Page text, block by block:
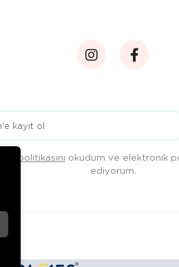
politikasını okudum ve elektronik
ediyorum.